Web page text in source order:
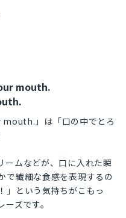
mouth.
」は「口の中でとろ
ームなどが、口に入れた瞬
で繊細な食感を表現するの
」という気持ちがこもっ
ズです。